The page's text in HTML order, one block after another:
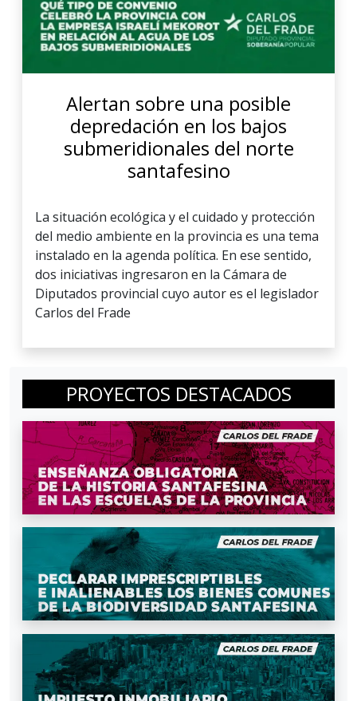
Alertan sobre una posible
depredación en los bajos
submeridionales del norte
santafesino
La situación ecológica y el cuidado y protección
del medio ambiente en la provincia es una tema
instalado en la agenda política. En ese sentido,
dos iniciativas ingresaron en la Cámara de
Diputados provincial cuyo autor es el legislador
Carlos del Frade
PROYECTOS DESTACADOS